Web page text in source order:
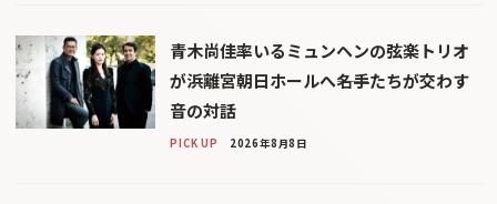
青木尚佳率いるミュンヘンの弦楽トリオ
が浜離宮朝日ホールへ――名手たちが交わす
音の対話
PICK UP 2026年8月8日